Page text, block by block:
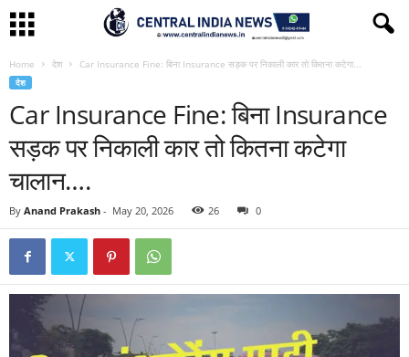
Home देश Car Insurance Fine: बिना Insurance सड़क पर निकाली कार तो कितना कटेगा...
देश
Car Insurance Fine: बिना Insurance
सड़क पर निकाली कार तो कितना कटेगा
चालान….
By Anand Prakash - May 20, 2026 26 0